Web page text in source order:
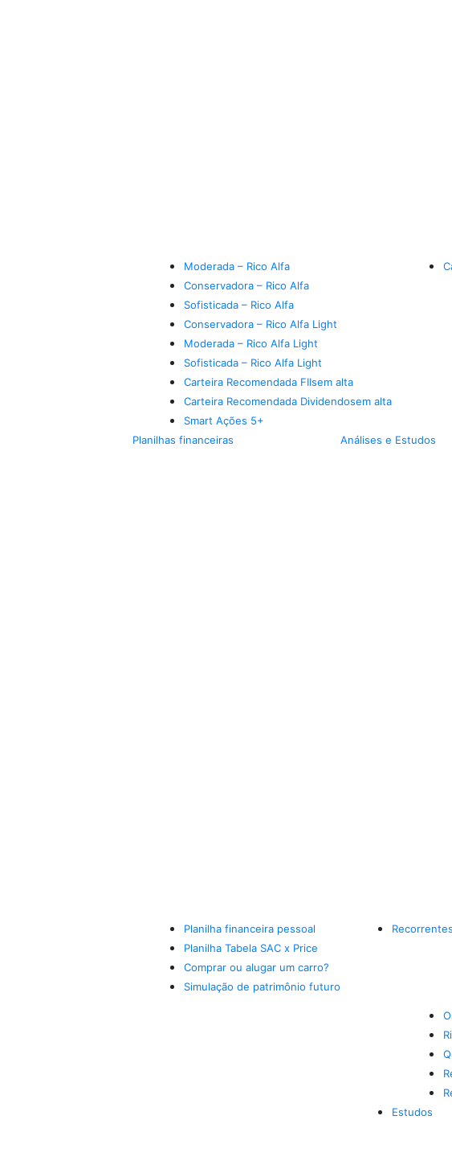
Moderada – Rico Alfa
Conservadora – Rico Alfa
Sofisticada – Rico Alfa
Conservadora – Rico Alfa Light
Moderada – Rico Alfa Light
Sofisticada – Rico Alfa Light
Carteira Recomendada FIIsem alta
Carteira Recomendada Dividendosem alta
Smart Ações 5+
Planilhas financeiras
Planilha financeira pessoal
Planilha Tabela SAC x Price
Comprar ou alugar um carro?
Simulação de patrimônio futuro
Análises e Estudos
Recorrentes
Estudos